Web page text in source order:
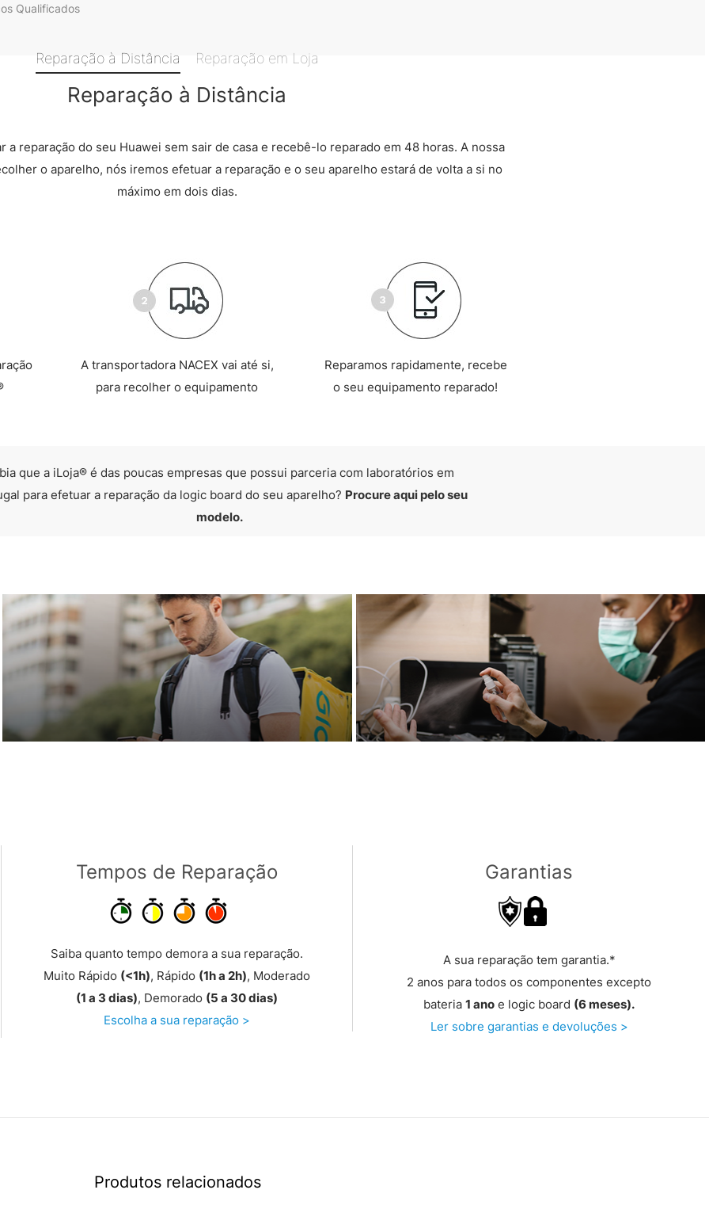
Qualificados
Reparação à Distância Reparação em Loja
Reparação à Distância
a reparação do seu Huawei sem sair de casa e recebê-lo reparado em 48 horas. A nossa
o aparelho, nós iremos efetuar a reparação e o seu aparelho estará de volta a si no
máximo em dois dias.
A transportadora NACEX vai até si,
para recolher o equipamento
Reparamos rapidamente, recebe
o seu equipamento reparado!
que a iLoja® é das poucas empresas que possui parceria com laboratórios em
para efetuar a reparação da logic board do seu aparelho? Procure aqui pelo seu
modelo.
Tempos de Reparação
Saiba quanto tempo demora a sua reparação.
Muito Rápido (<1h), Rápido (1h a 2h), Moderado
(1 a 3 dias), Demorado (5 a 30 dias)
Escolha a sua reparação >
Garantias
A sua reparação tem garantia.*
2 anos para todos os componentes excepto
bateria1 ano e logic board (6 meses).
Ler sobre garantias e devoluções >
Produtos relacionados